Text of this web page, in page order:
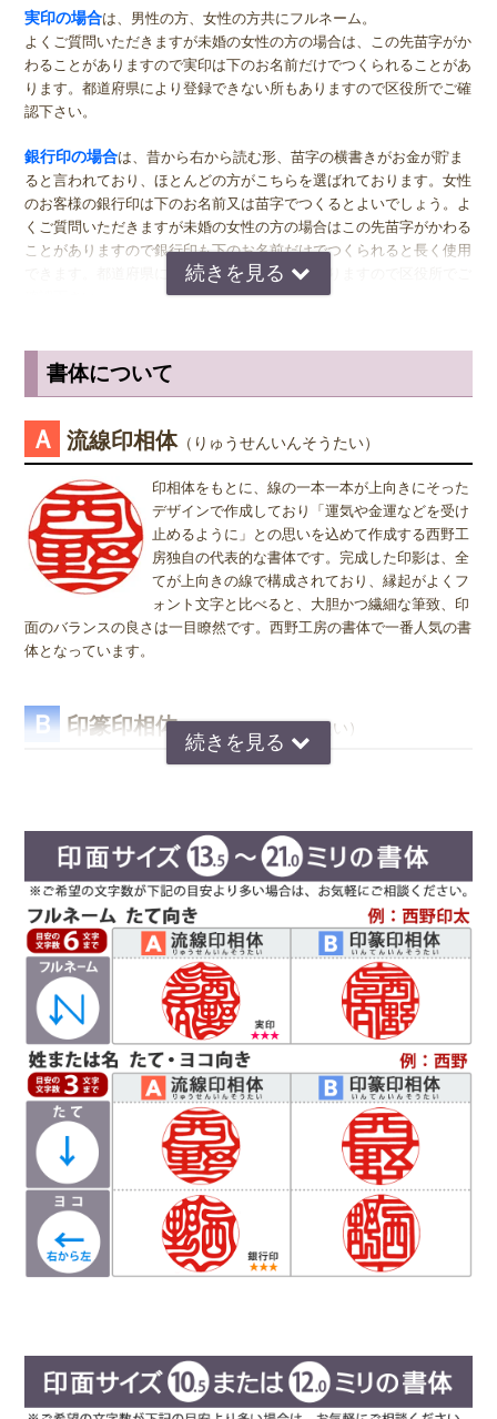
実印の男性用は、堂々とした大きいサイズの直径16.5ミリまたは18.0
ミリがおすすめです。女性用の実印でフルネームの場合は、15.0ミ
リ。女性用の実印で名のみの場合は、13.5ミリがおすすめです。女性
の方でご結婚されている場合は、ご主人様より小さいものをお選びに
なるのが一般的ですが、同じ大きさの実印でも問題ございません。女
女関係なく大きいものをおすすめします。代表者としての実印をお作
り下さい。印材によっては、21.0ミリもご用意しています。ご入用の
際は、各商品ページにてご確認ください。
銀行印の男性用は、16.5ミリがおすすめです。女性用は、13.5ミリ
小さ目の10.5ミリが無難かもしれません。女性用は、10.5ミリがおす
すめです。
※実印・銀行印・認印の表記は、当店で分類上分けさせて頂いており
ますが、銀行印をご注文された場合でも、実印や認印として、また
も問題ありません。ご使用用途は、お客様のご判断でご使用頂けま
す。
実印の場合は、男性の方、女性の方共にフルネーム。
よくご質問いただきますが未婚の女性の方の場合は、この先苗字がか
わることがありますので実印は下のお名前だけでつくられることがあ
ります。都道府県により登録できない所もありますので区役所でご確
認下さい。
銀行印の場合は、昔から右から読む形、苗字の横書きがお金が貯ま
ると言われており、ほとんどの方がこちらを選ばれております。女性
のお客様の銀行印は下のお名前又は苗字でつくるとよいでしょう。よ
くご質問いただきますが未婚の女性の方の場合はこの先苗字がかわる
ことがありますので銀行印も下のお名前だけでつくられると長く使用
できます。都道府県により登録できない所もありますので区役所でご
が書いてあるのか読めるほうがいいかと思いますので当店では風格を
出すならテンショ体、味わい深いものなら読みやすい印相体をオスス
姓または名で、漢字1文字のお客様
『書体』をお選び頂く際、漢字一文字のお客様の場合は "たて" "ヨ
コ" どちらを選択すればよいのかお問い合わせを頂きます。 "たて"
"ヨコ" どちらを選んで頂いても、選択によりデザインが変わること
はございませんので "たて" "ヨコ" どちらかをご選択願います。
書体について
Ａ 流線印相体（りゅうせんいんそうたい）
印相体をもとに、線の一本一本が上向きにそった
デザインで作成しており「運気や金運などを受け
止めるように」との思いを込めて作成する西野工
房独自の代表的な書体です。完成した印影は、全
てが上向きの線で構成されており、縁起がよくフ
ォント文字と比べると、大胆かつ繊細な筆致、印
面のバランスの良さは一目瞭然です。西野工房の書体で一番人気の書
体となっています。
Ｂ 印篆印相体 （いんてんいんそうたい）
ンスをとるのが難しいのですが、独自の作風で文
字を折り曲げ、空間を埋めるデザインが特徴で
す。直線基調の印影は、気品があり上品な印象で
好まれています。定評のある西野センスで全体のバランスを整え枠内
に収めます。
Ｃ 読 みやすい 印相体(よみやすいいんそうたい)
印相体を読みやすくした西野工房独自の書体で
す。認印によく使用され、他の書体より判読性が
高い書体になり、社内文書などの確認印としての
使用をお勧めしています。
Ｄ篆書体 （てんしょたい）
す。厳粛で、格調高い印章としてよく使われま
す。紙幣に捺される由緒正しき書体です。彫刻を
行う文字数やバランスによって、書体サンプルと